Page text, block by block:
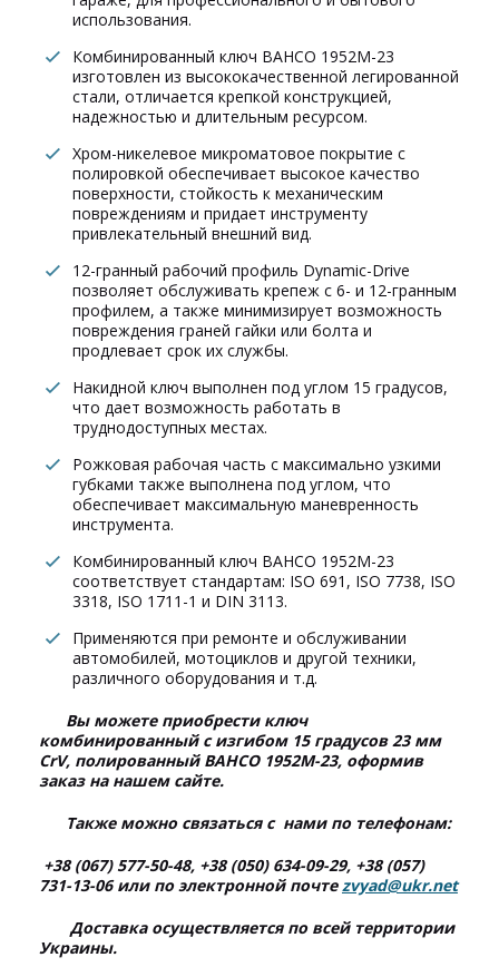
использования.
Комбинированный ключ BAHCO 1952M-23
изготовлен из высококачественной легированной
стали, отличается крепкой конструкцией,
надежностью и длительным ресурсом.
Хром-никелевое микроматовое покрытие с
полировкой обеспечивает высокое качество
поверхности, стойкость к механическим
повреждениям и придает инструменту
привлекательный внешний вид.
12-гранный рабочий профиль Dynamic-Drive
позволяет обслуживать крепеж с 6- и 12-гранным
профилем, а также минимизирует возможность
повреждения граней гайки или болта и
продлевает срок их службы.
Накидной ключ выполнен под углом 15 градусов,
что дает возможность работать в
труднодоступных местах.
Рожковая рабочая часть с максимально узкими
губками также выполнена под углом, что
обеспечивает максимальную маневренность
инструмента.
Комбинированный ключ BAHCO 1952M-23
соответствует стандартам: ISO 691, ISO 7738, ISO
3318, ISO 1711-1 и DIN 3113.
Применяются при ремонте и обслуживании
автомобилей, мотоциклов и другой техники,
различного оборудования и т.д.
Вы можете приобрести ключ
комбинированный с изгибом 15 градусов 23 мм
CrV, полированный BAHCO 1952M-23, оформив
заказ на нашем сайте.
Также можно связаться с нами по телефонам:
+38 (067) 577-50-48, +38 (050) 634-09-29, +38 (057)
731-13-06 или по электронной почтеzvyad@ukr.net
Доставка осуществляется по всей территории
Украины.